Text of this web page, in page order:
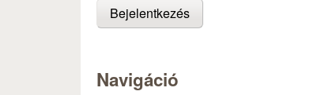
Navigáció